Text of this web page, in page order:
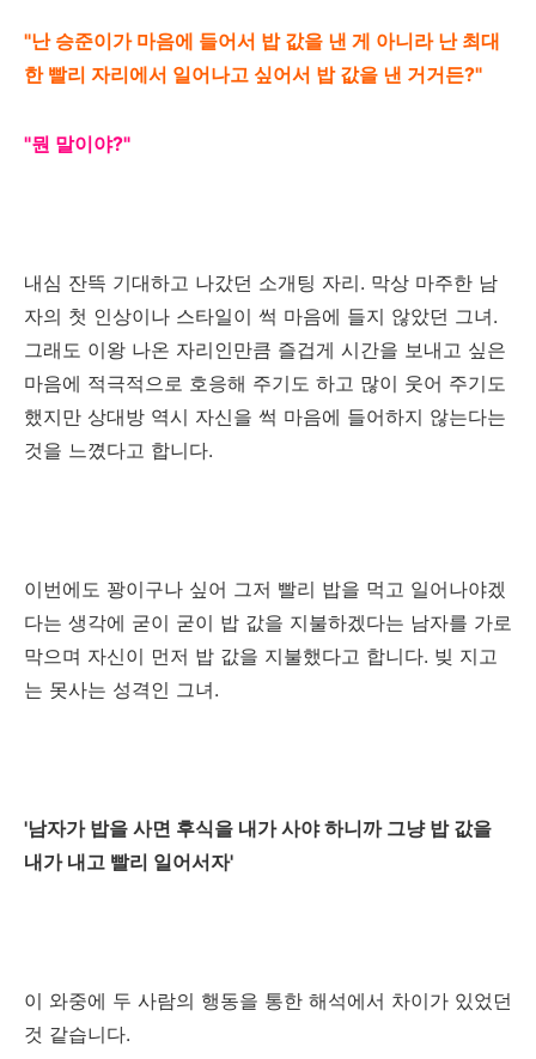
"난 승준이가 마음에 들어서 밥 값을 낸 게 아니라 난 최대
한 빨리 자리에서 일어나고 싶어서 밥 값을 낸 거거든?"
"뭔 말이야?"
내심 잔뜩 기대하고 나갔던 소개팅 자리. 막상 마주한 남
자의 첫 인상이나 스타일이 썩 마음에 들지 않았던 그녀.
그래도 이왕 나온 자리인만큼 즐겁게 시간을 보내고 싶은
마음에 적극적으로 호응해 주기도 하고 많이 웃어 주기도
했지만 상대방 역시 자신을 썩 마음에 들어하지 않는다는
것을 느꼈다고 합니다.
이번에도 꽝이구나 싶어 그저 빨리 밥을 먹고 일어나야겠
다는 생각에 굳이 굳이 밥 값을 지불하겠다는 남자를 가로
막으며 자신이 먼저 밥 값을 지불했다고 합니다. 빚 지고
는 못사는 성격인 그녀.
'남자가 밥을 사면 후식을 내가 사야 하니까 그냥 밥 값을
내가 내고 빨리 일어서자'
이 와중에 두 사람의 행동을 통한 해석에서 차이가 있었던
것 같습니다.